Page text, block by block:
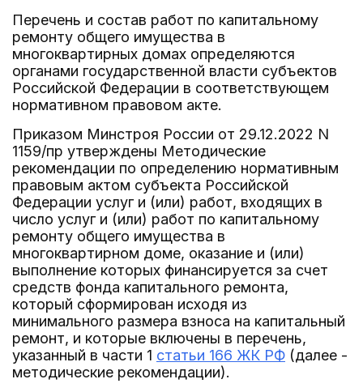
Перечень и состав работ по капитальному
ремонту общего имущества в
многоквартирных домах определяются
органами государственной власти субъектов
Российской Федерации в соответствующем
нормативном правовом акте.
Приказом Минстроя России от 29.12.2022 N
1159/пр утверждены Методические
рекомендации по определению нормативным
правовым актом субъекта Российской
Федерации услуг и (или) работ, входящих в
число услуг и (или) работ по капитальному
ремонту общего имущества в
многоквартирном доме, оказание и (или)
выполнение которых финансируется за счет
средств фонда капитального ремонта,
который сформирован исходя из
минимального размера взноса на капитальный
ремонт, и которые включены в перечень,
указанный в части 1 статьи 166 ЖК РФ (далее -
методические рекомендации).